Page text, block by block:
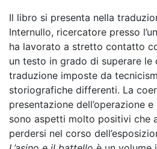
Il libro si presenta nella
Internullo, ricercatore presso
ha lavorato a stretto contatto
un testo in grado di superare
traduzione imposte da
storiografiche differenti. La
presentazione dell’operazione
sono aspetti molto positivi che
perdersi nel corso